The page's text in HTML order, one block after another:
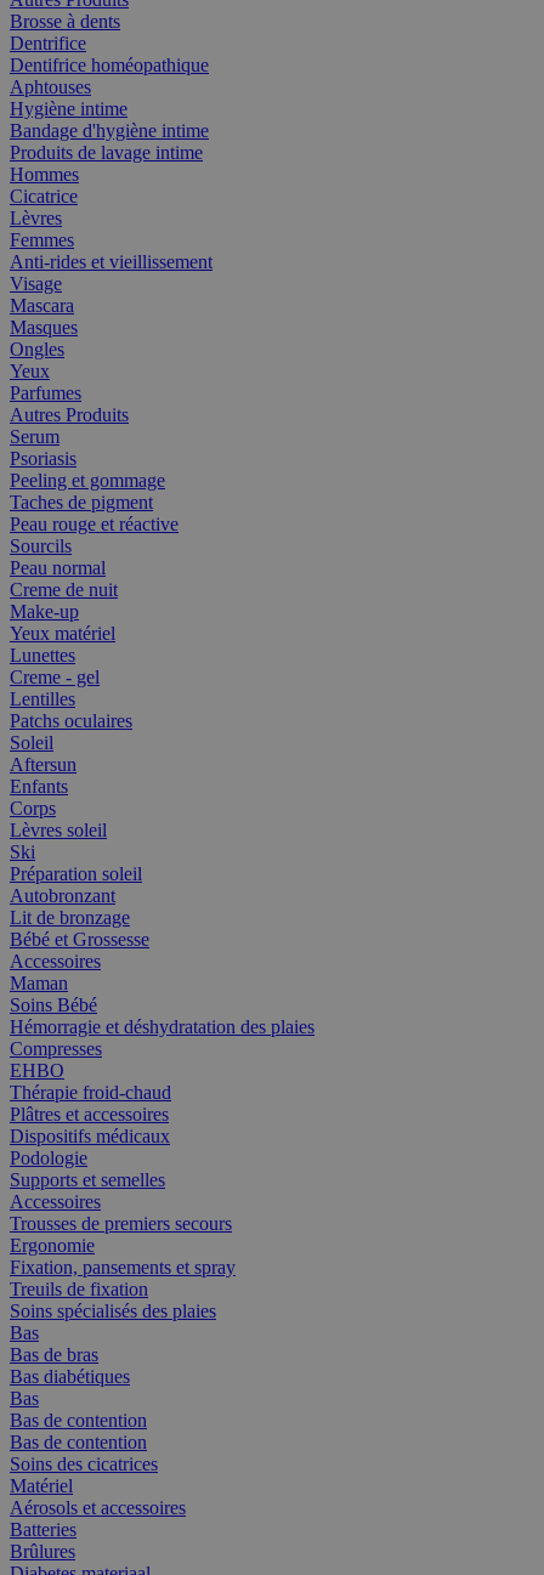
Brosse à dents
Dentrifice
Dentifrice homéopathique
Aphtouses
Hygiène intime
Bandage d'hygiène intime
Produits de lavage intime
Hommes
Cicatrice
Lèvres
Femmes
Anti-rides et vieillissement
Visage
Mascara
Masques
Ongles
Yeux
Parfumes
Autres Produits
Serum
Psoriasis
Peeling et gommage
Taches de pigment
Peau rouge et réactive
Sourcils
Peau normal
Creme de nuit
Make-up
Yeux matériel
Lunettes
Creme - gel
Lentilles
Patchs oculaires
Soleil
Aftersun
Enfants
Corps
Lèvres soleil
Ski
Préparation soleil
Autobronzant
Lit de bronzage
Bébé et Grossesse
Accessoires
Maman
Soins Bébé
Hémorragie et déshydratation des plaies
Compresses
EHBO
Thérapie froid-chaud
Plâtres et accessoires
Dispositifs médicaux
Podologie
Supports et semelles
Accessoires
Trousses de premiers secours
Ergonomie
Fixation, pansements et spray
Treuils de fixation
Soins spécialisés des plaies
Bas
Bas de bras
Bas diabétiques
Bas
Bas de contention
Bas de contention
Soins des cicatrices
Matériel
Aérosols et accessoires
Batteries
Brûlures